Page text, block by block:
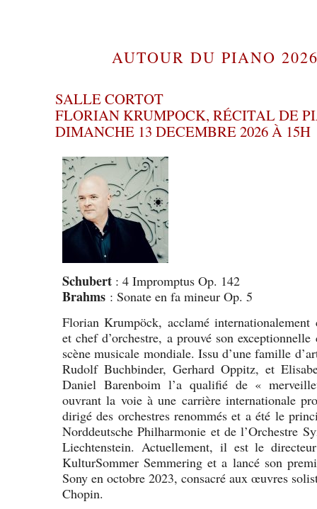
AUTOUR DU PIANO
SALLE CORTOT
FLORIAN KRUMPOCK, RÉCITAL DE
DIMANCHE 13 DECEMBRE 2026 À 15H
Schubert : 4 Impromptus Op. 142
Brahms : Sonate en fa mineur Op. 5
Florian Krumpöck, acclamé internationalement
et chef d’orchestre, a prouvé son
scène musicale mondiale. Issu d’une famille
Rudolf Buchbinder, Gerhard Oppitz, et
Daniel Barenboim l’a qualifié de «
ouvrant la voie à une carrière internationale
dirigé des orchestres renommés et a été le
Norddeutsche Philharmonie et de l’Orchestre
Liechtenstein. Actuellement, il est le
KulturSommer Semmering et a lancé son
Sony en octobre 2023, consacré aux œuvres
Chopin.